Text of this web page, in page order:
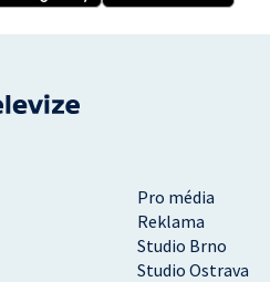
Pro média
Reklama
Studio Brno
Studio Ostrava